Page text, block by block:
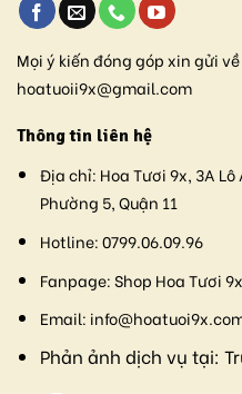
Mọi ý kiến đóng góp xin gửi
hoatuoii9x@gmail.com
Thông tin liên hệ
Địa chỉ: Hoa Tươi 9x, 3A
Phường 5, Quận 11
Hotline:0799.06.09.96
Fanpage:Shop Hoa Tươi 9x
Email:
Phản ảnh dịch vụ tại: